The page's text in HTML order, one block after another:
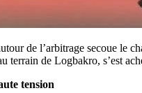
de l’arbitrage secoue le
terrain de Logbakro, s’est
tension